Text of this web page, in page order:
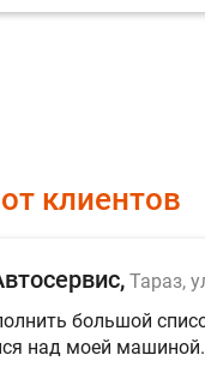
клиентов
Тараз,
большой
над моей машиной.